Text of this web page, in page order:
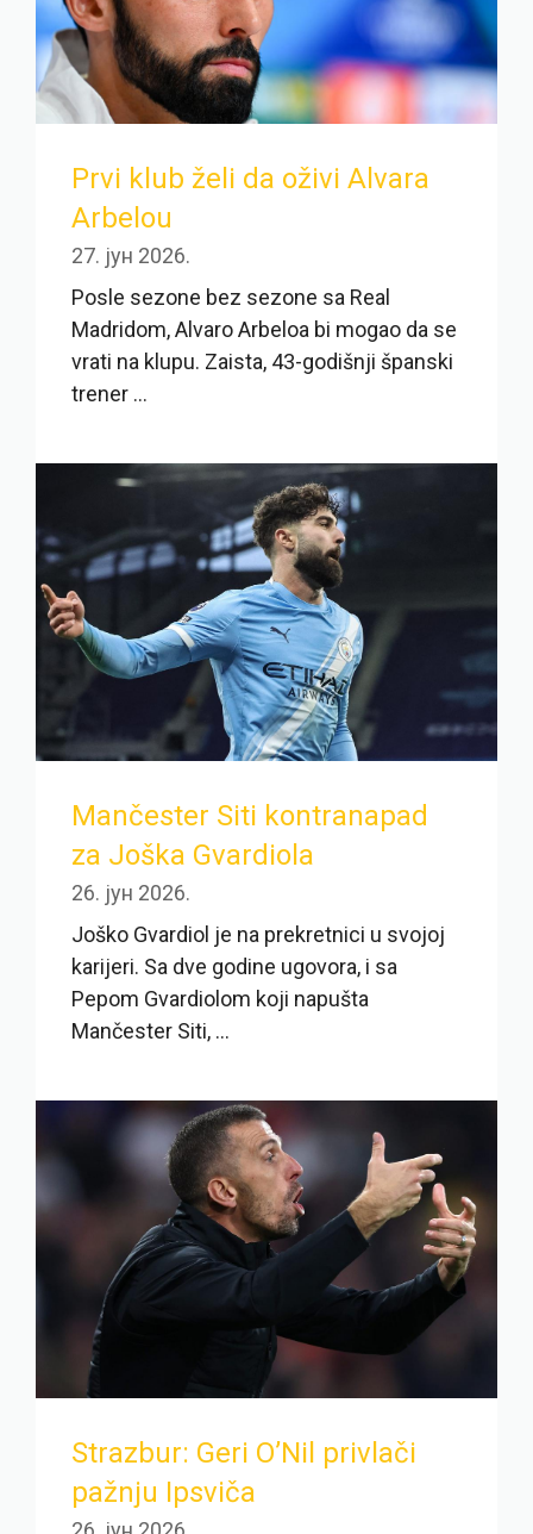
Prvi klub želi da oživi Alvara
Arbelou
27. јун 2026.
Posle sezone bez sezone sa Real
Madridom, Alvaro Arbeloa bi mogao da se
vrati na klupu. Zaista, 43-godišnji španski
trener ...
Mančester Siti kontranapad
za Joška Gvardiola
26. јун 2026.
Joško Gvardiol je na prekretnici u svojoj
karijeri. Sa dve godine ugovora, i sa
Pepom Gvardiolom koji napušta
Mančester Siti, ...
Strazbur: Geri O’Nil privlači
pažnju Ipsviča